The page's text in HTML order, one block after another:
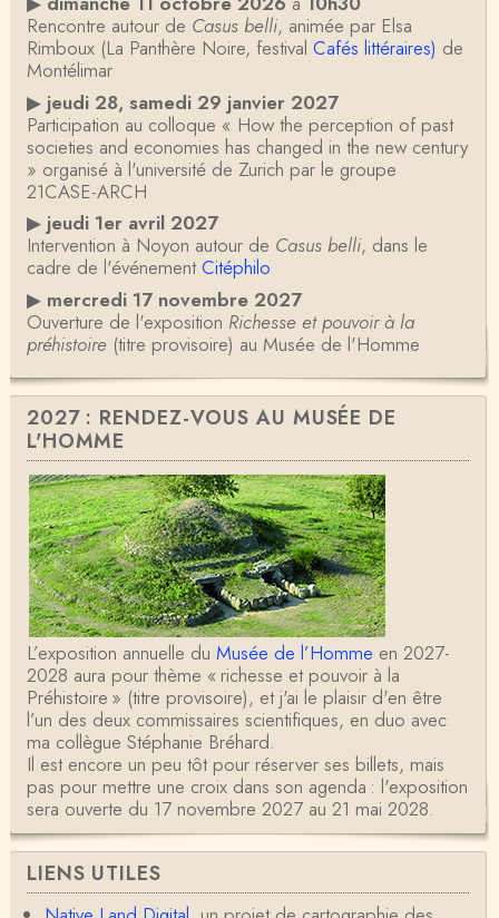
Rencontre autour de Casus belli, animée par Elsa
Rimboux (La Panthère Noire, festival Cafés littéraires) de
Montélimar
▶ jeudi 28, samedi 29 janvier 2027
Participation au colloque « How the perception of past
societies and economies has changed in the new century
» organisé à l'université de Zurich par le groupe
21CASE-ARCH
▶ jeudi 1er avril 2027
Intervention à Noyon autour de Casus belli, dans le
cadre de l'événementCitéphilo
▶ mercredi 17 novembre 2027
Ouverture de l'exposition Richesse et pouvoir à la
préhistoire(titre provisoire) au Musée de l'Homme
2027 : RENDEZ-VOUS AU MUSÉE DE
L'HOMME
L’exposition annuelle du Musée de l’Homme en 2027-
2028 aura pour thème « richesse et pouvoir à la
Préhistoire » (titre provisoire), et j'ai le plaisir d'en être
l’un des deux commissaires scientifiques, en duo avec
ma collègue Stéphanie Bréhard.
Il est encore un peu tôt pour réserver ses billets, mais
pas pour mettre une croix dans son agenda : l'exposition
sera ouverte du 17 novembre 2027 au 21 mai 2028.
LIENS UTILES